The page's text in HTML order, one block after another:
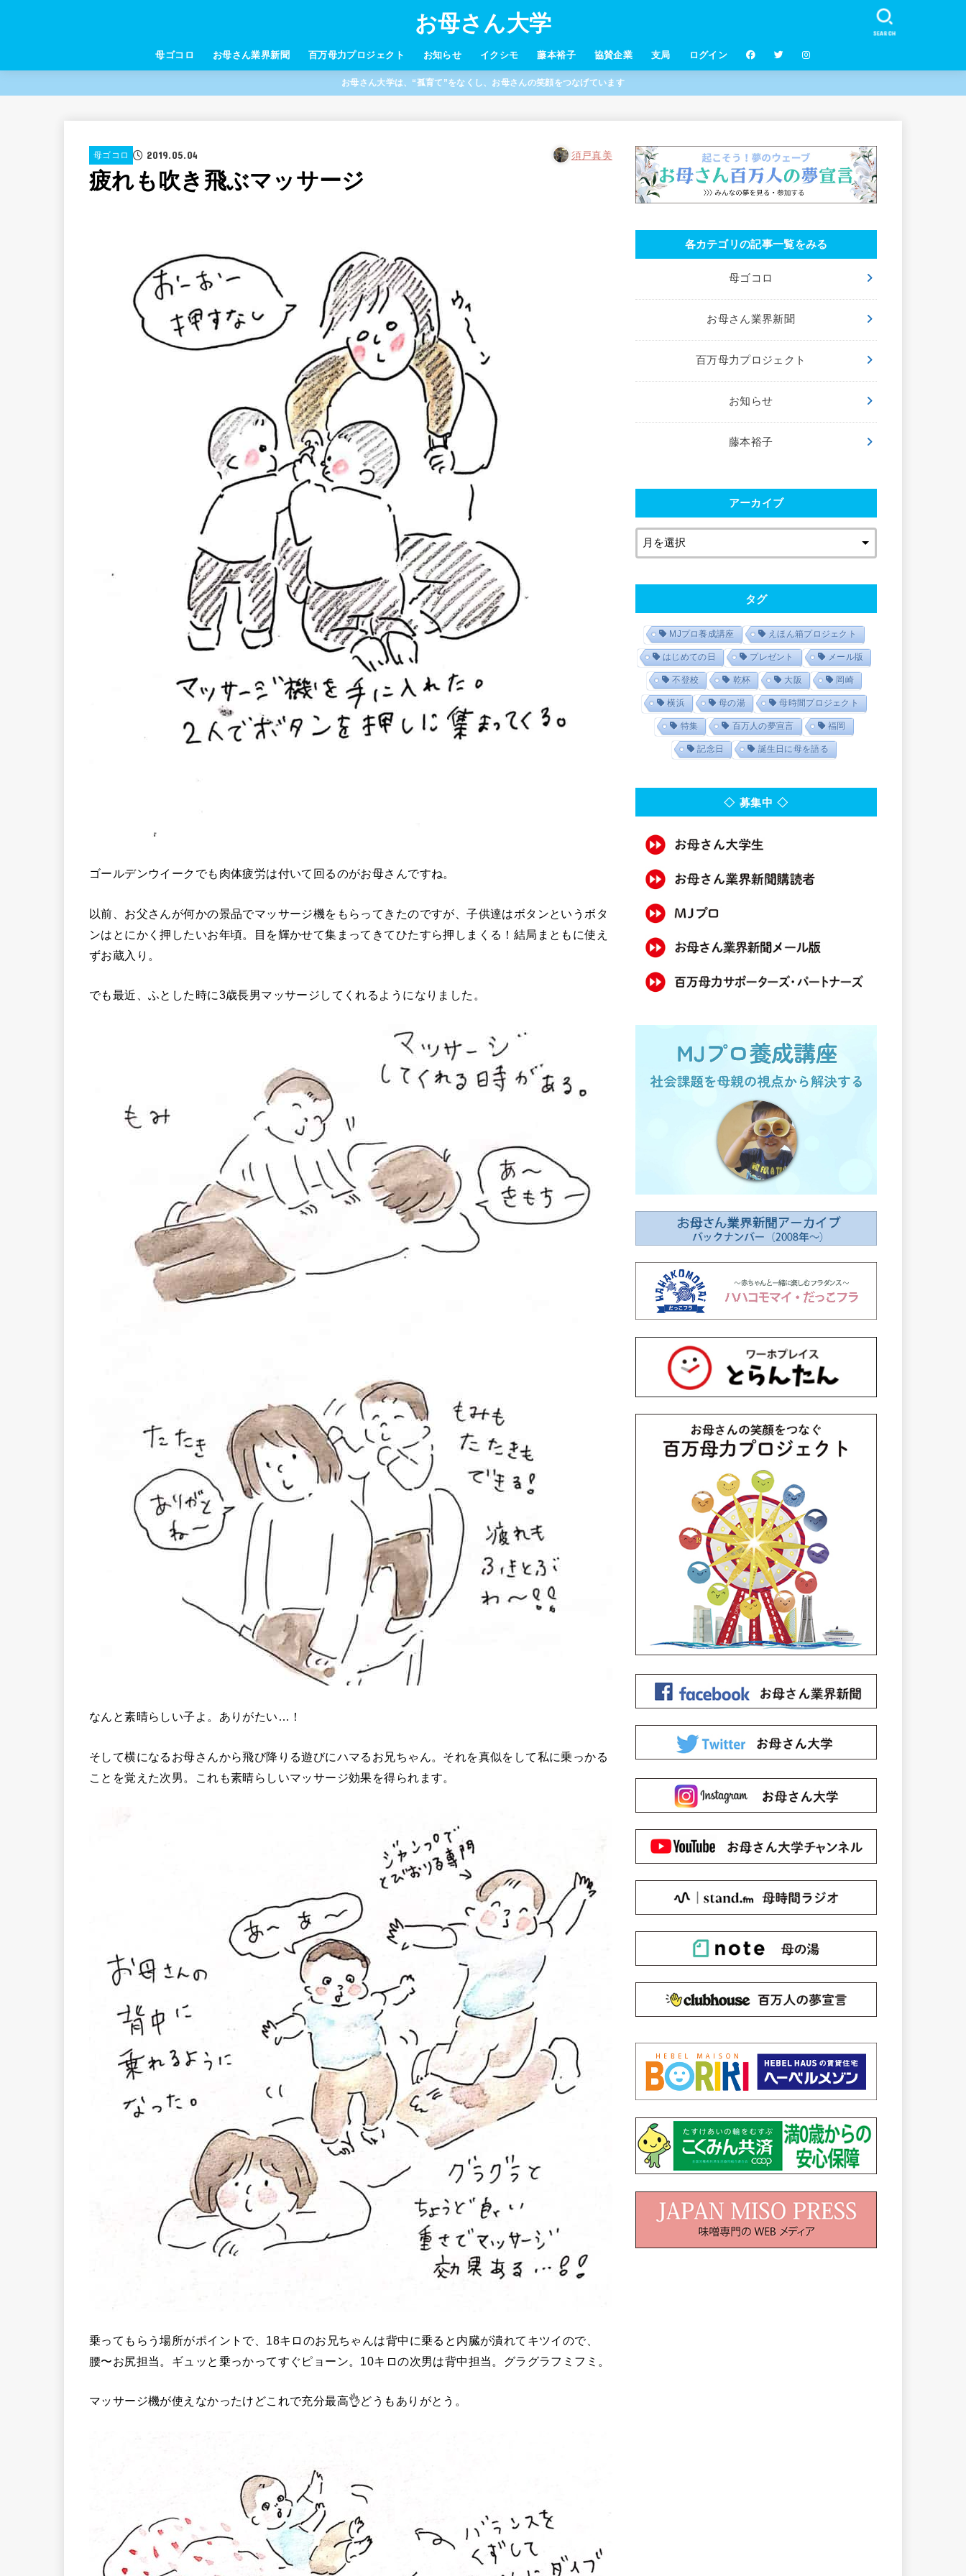
お母さん大学
母ゴコロ お母さん業界新聞 百万母力プロジェクト お知らせ イクシモ 藤本裕子 協賛企業 支局 ログイン
SEARCH
お母さん大学は、“孤育て”をなくし、お母さんの笑顔をつなげています
母ゴコロ 2019.05.04 須戸真美
疲れも吹き飛ぶマッサージ
ゴールデンウイークでも肉体疲労は付いて回るのがお母さんですね。
以前、お父さんが何かの景品でマッサージ機をもらってきたのですが、子供達はボタンというボタ
ンはとにかく押したいお年頃。目を輝かせて集まってきてひたすら押しまくる！結局まともに使え
ずお蔵入り。
でも最近、ふとした時に3歳長男マッサージしてくれるようになりました。
なんと素晴らしい子よ。ありがたい…！
そして横になるお母さんから飛び降りる遊びにハマるお兄ちゃん。それを真似をして私に乗っかる
ことを覚えた次男。これも素晴らしいマッサージ効果を得られます。
乗ってもらう場所がポイントで、18キロのお兄ちゃんは背中に乗ると内臓が潰れてキツイので、
腰〜お尻担当。ギュッと乗っかってすぐピョーン。10キロの次男は背中担当。グラグラフミフミ。
マッサージ機が使えなかったけどこれで充分最高👌どうもありがとう。
各カテゴリの記事一覧をみる
母ゴコロ
お母さん業界新聞
百万母力プロジェクト
お知らせ
藤本裕子
アーカイブ
タグ
MJプロ養成講座 えほん箱プロジェクト
はじめての日 プレゼント メール版
不登校 乾杯 大阪 岡崎
横浜 母の湯 母時間プロジェクト
特集 百万人の夢宣言 福岡
記念日 誕生日に母を語る
◇ 募集中 ◇